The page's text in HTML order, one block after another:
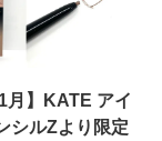
月】KATE アイ
シルZより限定